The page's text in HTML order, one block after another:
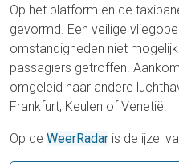
Op het platform en de
gevormd. Een veilige
omstandigheden niet
passagiers getroffen.
omgeleid naar andere
Frankfurt, Keulen of Venetië.
Op de WeerRadar is de ijzel